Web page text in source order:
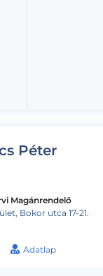
Péter
Magánrendelő
Bokor utca 17-21.
Adatlap